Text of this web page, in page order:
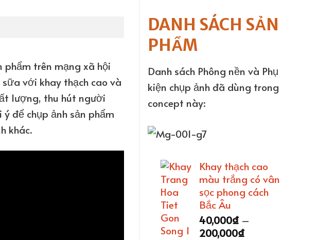
DANH SÁCH SẢN
PHẨM
Danh sách Phông nền và Phụ
kiện chụp ảnh đã dùng trong
concept này:
Khay thạch cao
màu trắng có vân
sọc phong cách
Bắc Âu
40,000₫ –
200,000₫Khoảng
phẩm trên mạng xã hội
với khay thạch cao và
lượng, thu hút người
để chụp ảnh sản phẩm
khác.